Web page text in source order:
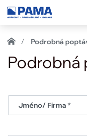
Podrobná
Podrobná
Jméno/ Firma *